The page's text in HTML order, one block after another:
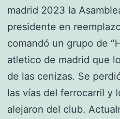
madrid 2023 la
presidente en
comandó un grupo de
atletico de madrid que
de las cenizas. Se
las vías del ferrocarril y
alejaron del club.